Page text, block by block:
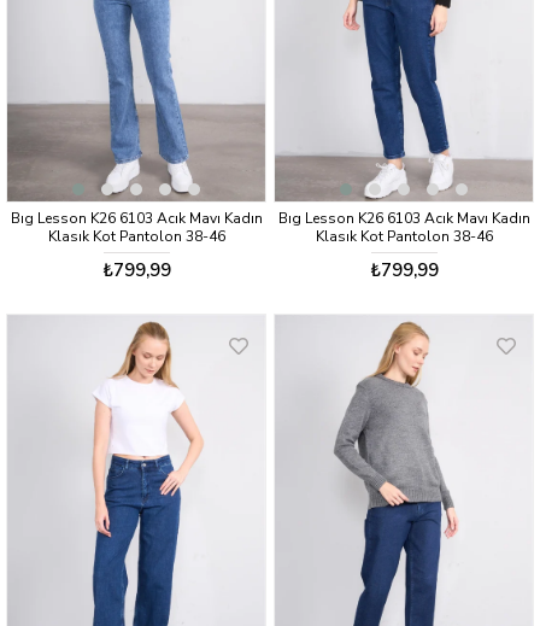
Bıg Lesson K26 6103 Acık Mavı Kadın
Klasık Kot Pantolon 38-46
₺799,99
Bıg Lesson K26 6103 Acık Mavı Kadın
Klasık Kot Pantolon 38-46
₺799,99